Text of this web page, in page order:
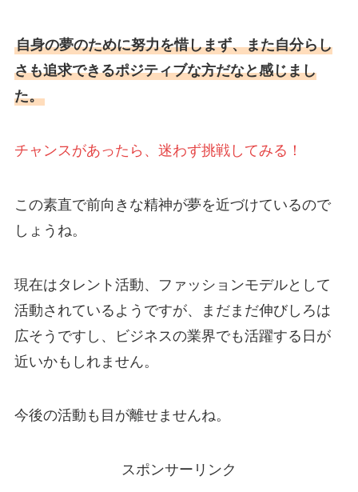
自身の夢のために努力を惜しまず、また自分らし
さも追求できるポジティブな方だなと感じまし
た。
チャンスがあったら、迷わず挑戦してみる！
この素直で前向きな精神が夢を近づけているので
しょうね。
現在はタレント活動、ファッションモデルとして
活動されているようですが、まだまだ伸びしろは
広そうですし、ビジネスの業界でも活躍する日が
近いかもしれません。
今後の活動も目が離せませんね。
スポンサーリンク